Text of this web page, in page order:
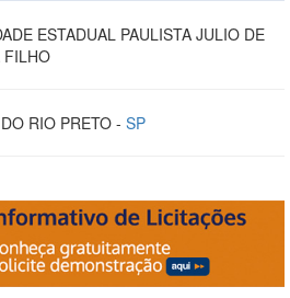
ESTADUAL PAULISTA JULIO DE
FILHO
RIO PRETO - SP